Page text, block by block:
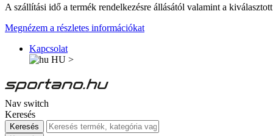
A szállítási idő a termék rendelkezésre állásától valamint a
Megnézem a részletes információkat
Kapcsolat
HU >
Nav switch
Keresés
Keresés